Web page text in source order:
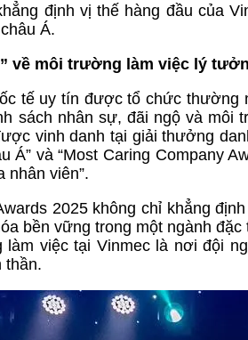
định vị thế hàng đầu của
Á.
về môi trường làm việc lý
tế uy tín được tổ chức thường
sách nhân sự, đãi ngộ và môi
vinh danh tại giải thưởng
Á” và “Most Caring Company
nhân viên”.
2025 không chỉ khẳng
bền vững trong một ngành
làm việc tại Vinmec là nơi đội
thần.